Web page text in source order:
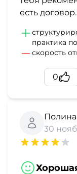
есть договор.
практика
скорость
0
Полина
30